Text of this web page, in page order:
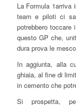
La Formula 1arriva
team e piloti ci
potrebbero toccare
questo GP che,
dura prova le
In aggiunta, alla
ghiaia, al fine di
in cemento che
Si prospetta,